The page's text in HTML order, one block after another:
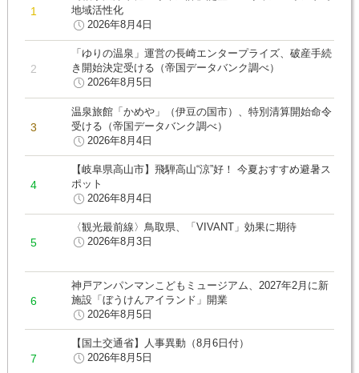
地域活性化
2026年8月4日
「ゆりの温泉」運営の長崎エンタープライズ、破産手続
き開始決定受ける（帝国データバンク調べ）
2026年8月5日
温泉旅館「かめや」（伊豆の国市）、特別清算開始命令
受ける（帝国データバンク調べ）
2026年8月4日
【岐阜県高山市】飛騨高山“涼”好！ 今夏おすすめ避暑ス
ポット
2026年8月4日
〈観光最前線〉鳥取県、「VIVANT」効果に期待
2026年8月3日
神戸アンパンマンこどもミュージアム、2027年2月に新
施設「ぼうけんアイランド」開業
2026年8月5日
【国土交通省】人事異動（8月6日付）
2026年8月5日